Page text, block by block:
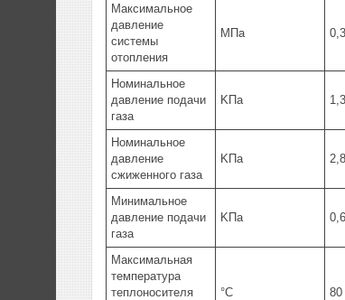
Максимальное
давление
системы
отопления
MПa 0,3
Номинальное
давление подачи
газа
KПa 1,3
Номинальное
давление
сжиженного газа
KПa 2,8
Минимальное
давление подачи
газа
KПa 0,6
Максимальная
температура
теплоносителя
°С 80